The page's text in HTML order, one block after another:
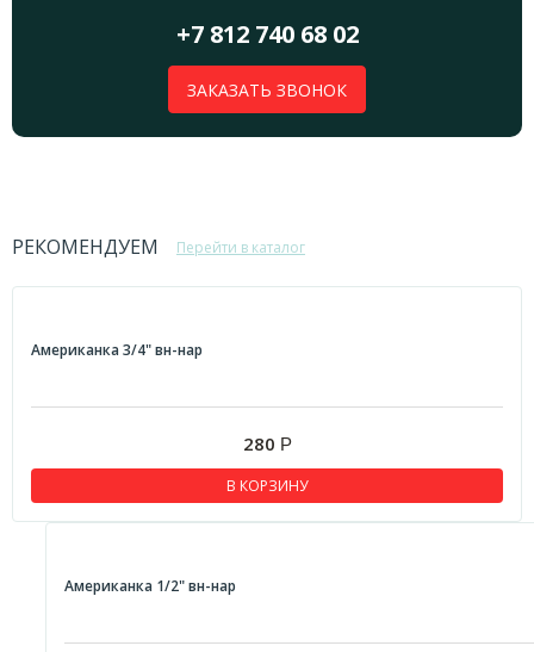
+7 812 740 68 02
ЗАКАЗАТЬ ЗВОНОК
РЕКОМЕНДУЕМ Перейти в каталог
Американка 3/4" вн-нар
280 Р
В КОРЗИНУ
Американка 1/2" вн-нар